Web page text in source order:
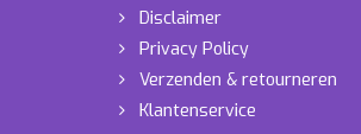
Disclaimer
Privacy Policy
Verzenden & retourneren
Klantenservice